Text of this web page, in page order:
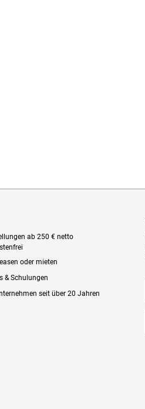
ab 250 € netto
oder mieten
& Schulungen
seit über 20 Jahren